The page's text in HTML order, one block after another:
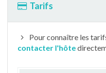
Tarifs
Pour connaître les
contacter l'hôte